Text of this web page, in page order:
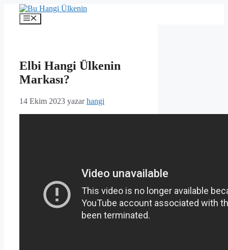
İçeriğe
Menü
Elbi Hangi Ülkenin
Markası?
14 Ekim 2023 yazarhangi